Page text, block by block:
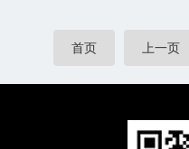
获得较好的
当被测物质
道被测物质
首页 上一页